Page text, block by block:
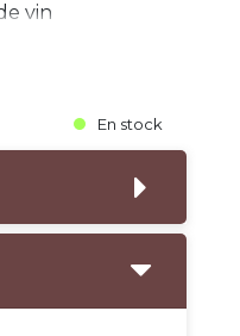
vin
En stock